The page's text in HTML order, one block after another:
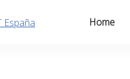
Home